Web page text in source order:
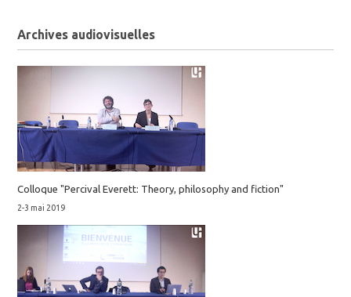
Archives audiovisuelles
Colloque "Percival Everett: Theory, philosophy and fiction"
2-3 mai 2019